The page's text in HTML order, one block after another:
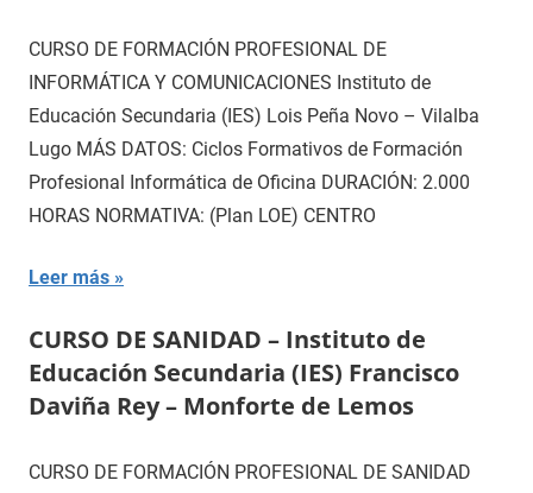
CURSO DE FORMACIÓN PROFESIONAL DE
INFORMÁTICA Y COMUNICACIONES Instituto de
Educación Secundaria (IES) Lois Peña Novo – Vilalba
Lugo MÁS DATOS: Ciclos Formativos de Formación
Profesional Informática de Oficina DURACIÓN: 2.000
HORAS NORMATIVA: (Plan LOE) CENTRO
Leer más
CURSO DE SANIDAD – Instituto de
Educación Secundaria (IES) Francisco
Daviña Rey – Monforte de Lemos
CURSO DE FORMACIÓN PROFESIONAL DE SANIDAD